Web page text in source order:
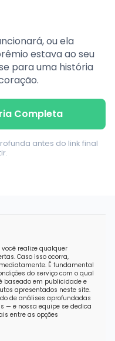
ou ela
estava ao seu
para uma história
Completa
antes do link final
realize qualquer
Caso isso ocorra,
É fundamental
do serviço com o qual
baseado em publicidade e
apresentados neste site.
de análises aprofundadas
e nossa equipe se dedica
entre as opções